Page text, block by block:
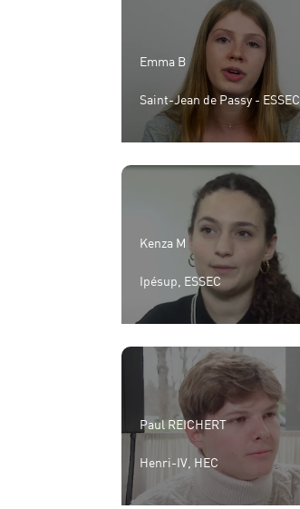
Emma B
Saint-Jean de Passy - ESSEC
Kenza M
Ipésup, ESSEC
Paul REICHERT
Henri-IV, HEC